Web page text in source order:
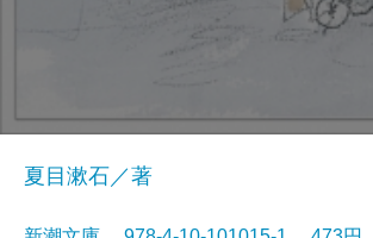
夏目漱石／著